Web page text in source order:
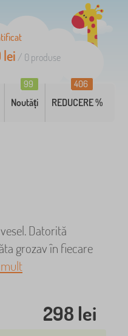
lei / 0 produse
Noutăți
99
REDUCERE %
406
Datorită
grozav în fiecare
298 lei